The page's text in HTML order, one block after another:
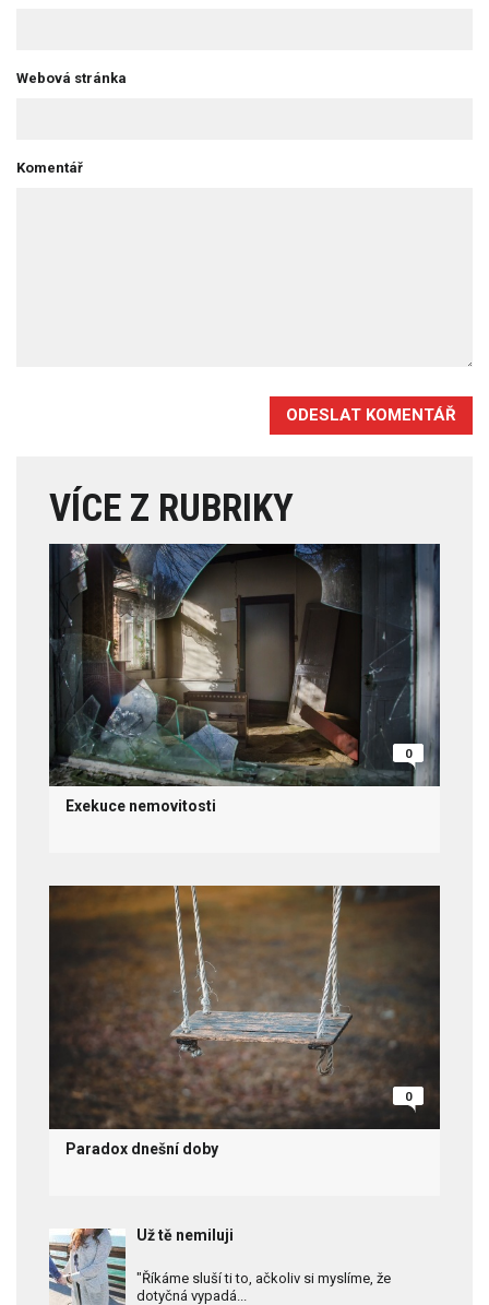
Webová stránka
Komentář
ODESLAT KOMENTÁŘ
VÍCE Z RUBRIKY
0
Exekuce nemovitosti
0
Paradox dnešní doby
Už tě nemiluji
"Říkáme sluší ti to, ačkoliv si myslíme, že
dotyčná vypadá...